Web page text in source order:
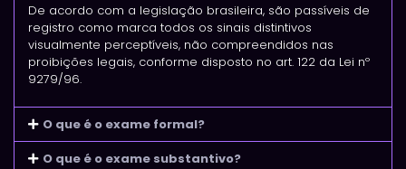
De acordo com a legislação brasileira, são passíveis de
registro como marca todos os sinais distintivos
visualmente perceptíveis, não compreendidos nas
proibições legais, conforme disposto no art. 122 da Lei nº
9279/96.
O que é o exame formal?
O que é o exame substantivo?